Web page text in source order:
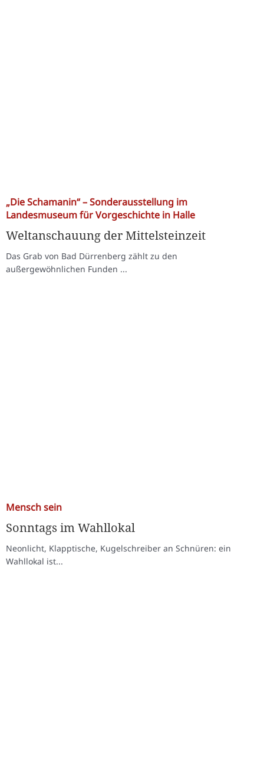
„Die Schamanin“ – Sonderausstellung im
Landesmuseum für Vorgeschichte in Halle
Weltanschauung der Mittelsteinzeit
Das Grab von Bad Dürrenberg zählt zu den
außergewöhnlichen Funden ...
Mensch sein
Sonntags im Wahllokal
Neonlicht, Klapptische, Kugelschreiber an Schnüren: ein
Wahllokal ist...